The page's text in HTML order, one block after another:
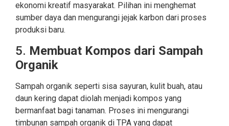
ekonomi kreatif masyarakat. Pilihan ini menghemat
sumber daya dan mengurangi jejak karbon dari proses
produksi baru.
5. Membuat Kompos dari Sampah
Organik
Sampah organik seperti sisa sayuran, kulit buah, atau
daun kering dapat diolah menjadi kompos yang
bermanfaat bagi tanaman. Proses ini mengurangi
timbunan sampah organik di TPA yang dapat